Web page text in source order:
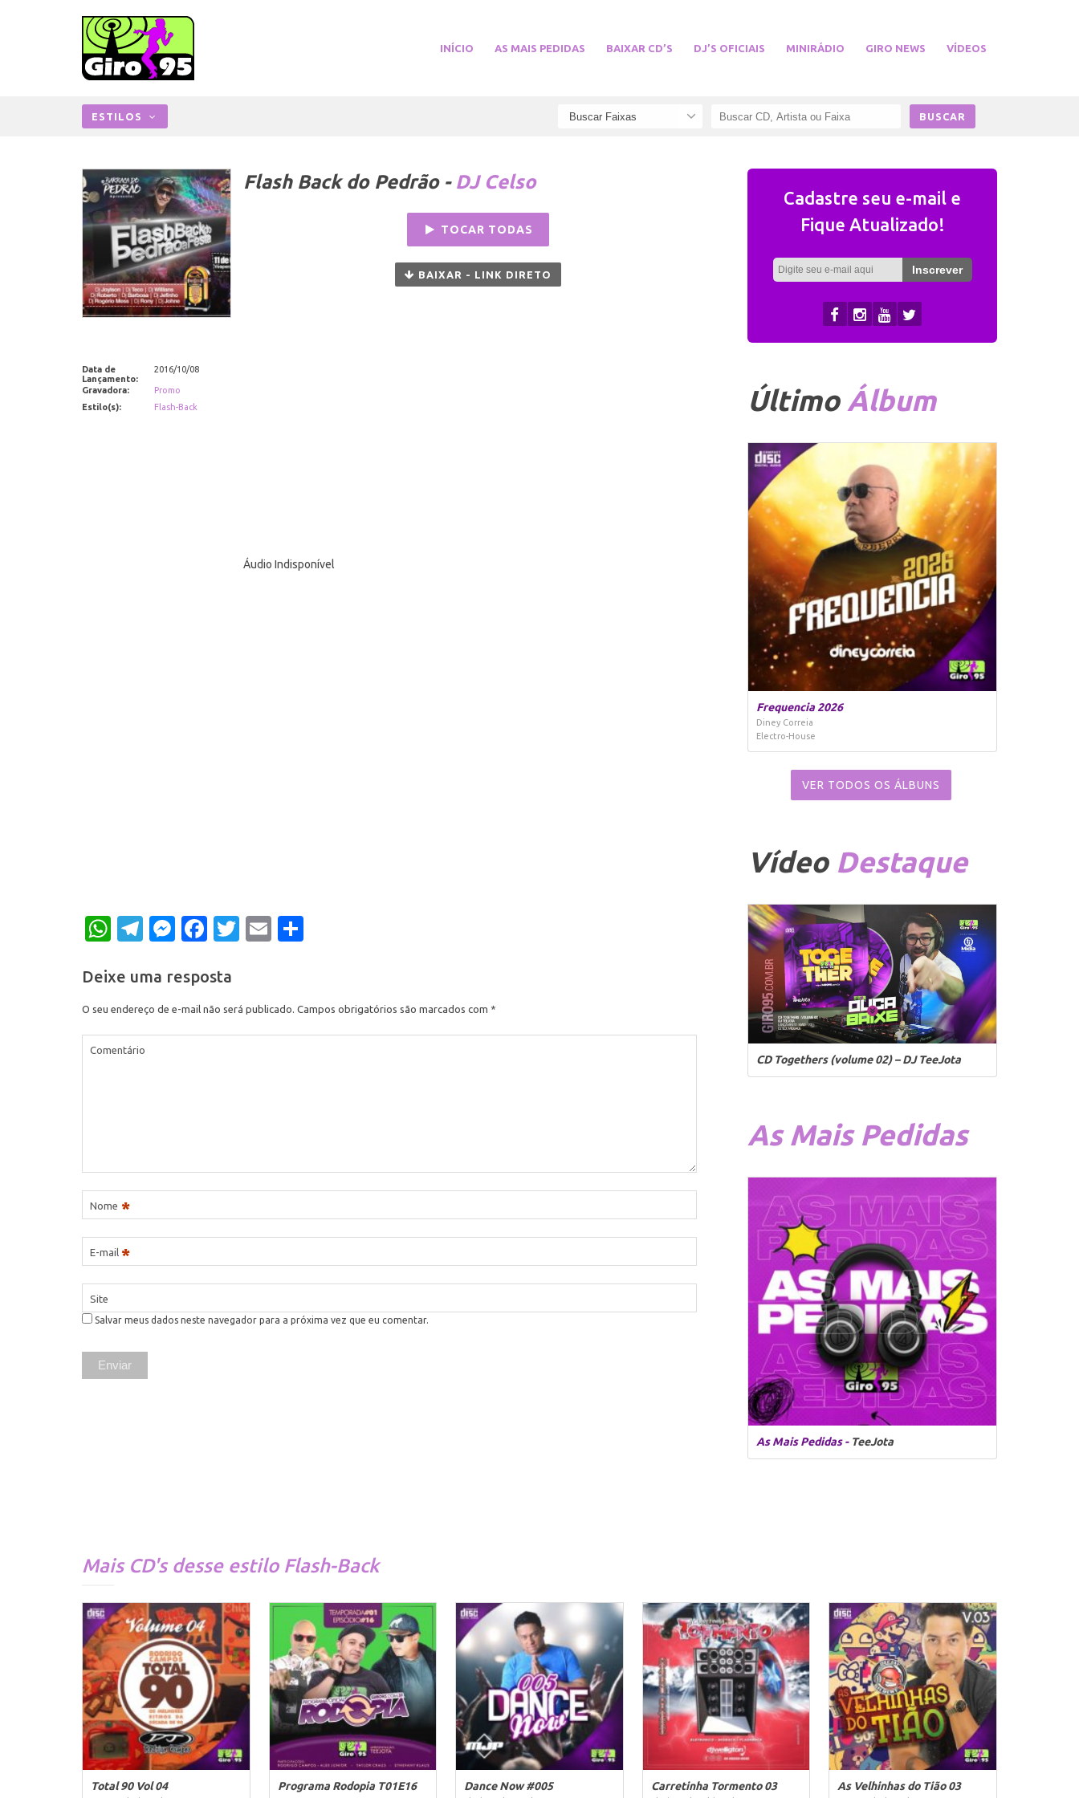
INÍCIO AS MAIS PEDIDAS BAIXAR CD’S DJ’S OFICIAIS MINIRÁDIO GIRO NEWS VÍDEOS
ESTILOS
Data de
Lançamento:
2016/10/08
Gravadora:
Promo
Estilo(s):
Flash-Back
Flash Back do Pedrão - DJ Celso
TOCAR TODAS
BAIXAR - LINK DIRETO
Áudio Indisponível
WhatsApp
Telegram
Messenger
Facebook
Twitter
Email
Deixe uma resposta
O seu endereço de e-mail não será publicado. Campos obrigatórios são marcados com *
Comentário
Nome *
E-mail *
Site
Salvar meus dados neste navegador para a próxima vez que eu comentar.
Cadastre seu e-mail e
Fique Atualizado!
Último Álbum
Frequencia 2026
Diney Correia
Electro-House
VER TODOS OS ÁLBUNS
Vídeo Destaque
CD Togethers (volume 02) – DJ TeeJota
AsMais Pedidas
As Mais Pedidas - TeeJota
Mais CD's desse estilo Flash-Back
Total 90 Vol 04 Programa Rodopia T01E16 Dance Now #005 Carretinha Tormento 03 As Velhinhas do Tião 03